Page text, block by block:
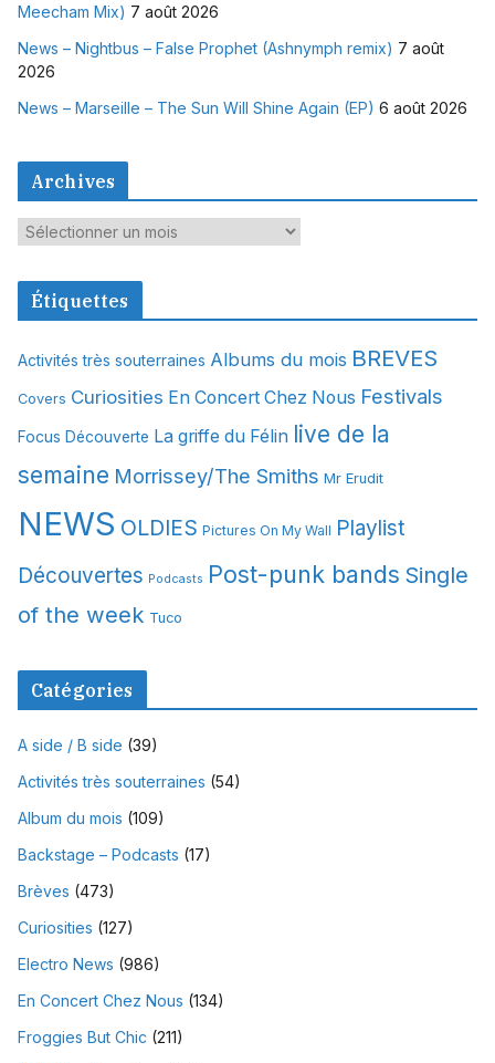
Meecham Mix) 7 août 2026
News – Nightbus – False Prophet (Ashnymph remix) 7 août
2026
News – Marseille – The Sun Will Shine Again (EP) 6 août 2026
Archives
A
c
v
e
Étiquettes
Activités très souterraines Albums du mois BREVES
Covers Curiosities En Concert Chez Nous Festivals
Focus Découverte La griffe du Félin live de la
semaine Morrissey/The Smiths Mr Erudit
NEWS OLDIES Pictures On My Wall Playlist
Découvertes Podcasts Post-punk bands Single
of the week Tuco
Catégories
A side / B side (39)
Activités très souterraines (54)
Album du mois (109)
Backstage – Podcasts (17)
Brèves (473)
Curiosities (127)
Electro News (986)
En Concert Chez Nous (134)
Froggies But Chic (211)